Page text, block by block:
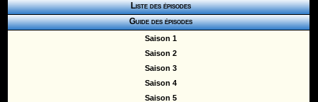
Liste des épisodes
Guide des épisodes
Saison 1
Saison 2
Saison 3
Saison 4
Saison 5